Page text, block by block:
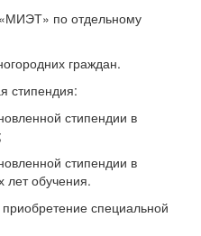
по отдельному
граждан.
стипендия:
стипендии в
стипендии в
лет обучения.
специальной